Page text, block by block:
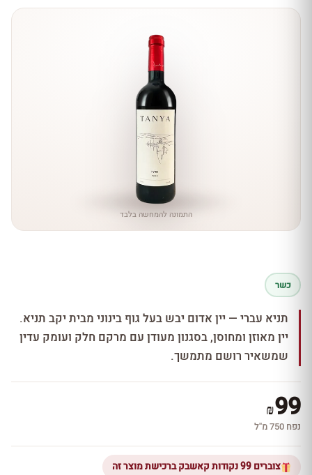
התמונה להמחשה בלבד
כשר
תניא עברי — יין אדום יבש בעל גוף בינוני מבית יקב תניא.
יין מאוזן ומחוסן, בסגנון מעודן עם מרקם חלק ועומק עדין
שמשאיר רושם מתמשך.
₪99
נפח 750 מ''ל
צוברים 99 נקודות קאשבק ברכישת מוצר זה